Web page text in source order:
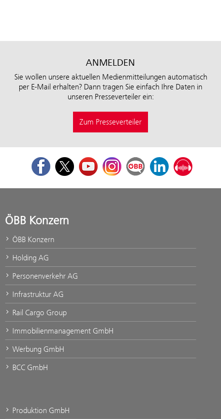
ANMELDEN
Sie wollen unsere aktuellen Medienmitteilungen automatisch
per E-Mail erhalten? Dann tragen Sie einfach Ihre Daten in
unseren Presseverteiler ein:
Zum Presseverteiler
FacebookTwitterYoutubeInstagramÖBB Corporate Blog
LinkedInPodcast
ÖBB Konzern
ÖBB Konzern
Holding AG
Personenverkehr AG
Infrastruktur AG
Rail Cargo Group
Immobilienmanagement GmbH
Werbung GmbH
BCC GmbH
Produktion GmbH